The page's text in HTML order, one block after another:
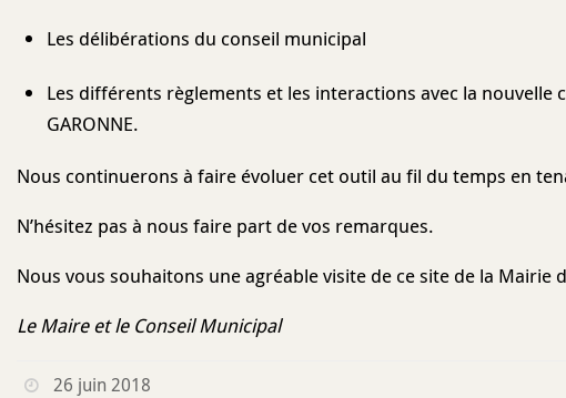
Les délibérations du conseil municipal
Les différents règlements et les interactions avec la nouvelle
GARONNE.
Nous continuerons à faire évoluer cet outil au fil du temps en
N’hésitez pas à nous faire part de vos remarques.
Nous vous souhaitons une agréable visite de ce site de la Mairie
Le Maire et le Conseil Municipal
26 juin 2018